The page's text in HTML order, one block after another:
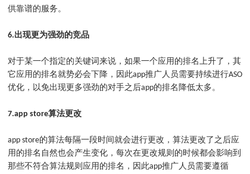
供靠谱的服务。
6.出现更为强劲的竞品
对于某一个指定的关键词来说，如果一个应用的排名上升了，其
它应用的排名就势必会下降，因此app推广人员需要持续进行ASO
优化，以免出现更多强劲的对手之后app的排名降低太多。
7.app store算法更改
app store的算法每隔一段时间就会进行更改，算法更改了之后应
用的排名自然也会产生变化，每次在更改规则的时候都会影响到
那些不符合算法规则应用的排名，因此app推广人员需要遵循